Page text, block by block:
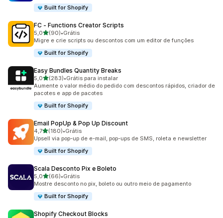
Built for Shopify
FC ‑ Functions Creator Scripts
5,0de 5 estrelas
(90)
90 avaliações ao todo
•Grátis
Migre e crie scripts ou descontos com um editor de funções
Built for Shopify
Easy Bundles Quantity Breaks
5,0de 5 estrelas
(283)
283 avaliações ao todo
•Grátis para instalar
Aumente o valor médio do pedido com descontos rápidos, criador de
pacotes e app de pacotes
Built for Shopify
Email PopUp & Pop Up Discount
4,7de 5 estrelas
(180)
180 avaliações ao todo
•Grátis
Upsell via pop-up de e-mail, pop-ups de SMS, roleta e newsletter
Built for Shopify
Scala Desconto Pix e Boleto
5,0de 5 estrelas
(66)
66 avaliações ao todo
•Grátis
Mostre desconto no pix, boleto ou outro meio de pagamento
Built for Shopify
Shopify Checkout Blocks